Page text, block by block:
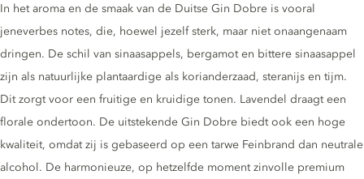
Gin description
In het aroma en de smaak van de Duitse Gin Dobre is vooral
jeneverbes notes, die, hoewel jezelf sterk, maar niet onaangenaam
dringen. De schil van sinaasappels, bergamot en bittere sinaasappel
zijn als natuurlijke plantaardige als korianderzaad, steranijs en tijm.
Dit zorgt voor een fruitige en kruidige tonen. Lavendel draagt ​​een
florale ondertoon. De uitstekende Gin Dobre biedt ook een hoge
kwaliteit, omdat zij is gebaseerd op een tarwe Feinbrand dan neutrale
alcohol. De harmonieuze, op hetzelfde moment zinvolle premium